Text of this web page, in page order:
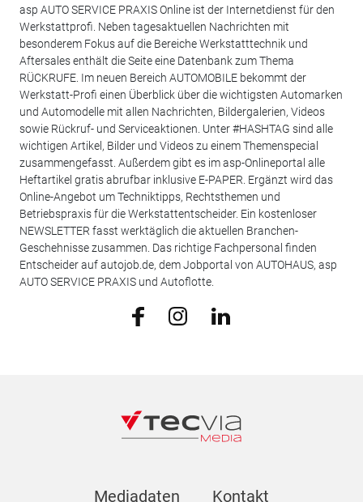
asp AUTO SERVICE PRAXIS Online ist der Internetdienst für den
Werkstattprofi. Neben tagesaktuellen Nachrichten mit
besonderem Fokus auf die Bereiche Werkstatttechnik und
Aftersales enthält die Seite eine Datenbank zum Thema
RÜCKRUFE. Im neuen Bereich AUTOMOBILE bekommt der
Werkstatt-Profi einen Überblick über die wichtigsten Automarken
und Automodelle mit allen Nachrichten, Bildergalerien, Videos
sowie Rückruf- und Serviceaktionen. Unter #HASHTAG sind alle
wichtigen Artikel, Bilder und Videos zu einem Themenspecial
zusammengefasst. Außerdem gibt es im asp-Onlineportal alle
Heftartikel gratis abrufbar inklusive E-PAPER. Ergänzt wird das
Online-Angebot um Techniktipps, Rechtsthemen und
Betriebspraxis für die Werkstattentscheider. Ein kostenloser
NEWSLETTER fasst werktäglich die aktuellen Branchen-
Geschehnisse zusammen. Das richtige Fachpersonal finden
Entscheider auf autojob.de, dem Jobportal von AUTOHAUS, asp
AUTO SERVICE PRAXIS und Autoflotte.
Mediadaten Kontakt